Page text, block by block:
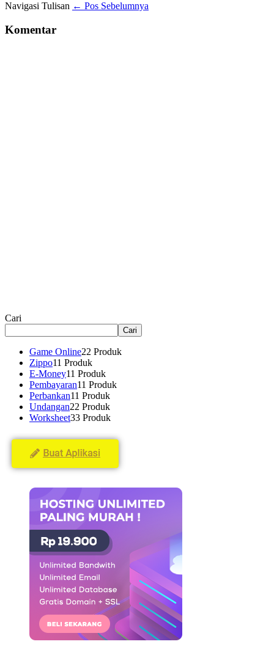
Navigasi Tulisan ← Pos Sebelumnya
Komentar
Cari
Cari
Game Online22 Produk
Zippo11 Produk
E-Money11 Produk
Pembayaran11 Produk
Perbankan11 Produk
Undangan22 Produk
Worksheet33 Produk